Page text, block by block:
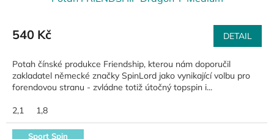
540 Kč DETAIL
Potah čínské produkce Friendship, kterou nám doporučil
zakladatel německé značky SpinLord jako vynikající volbu pro
forendovou stranu - zvládne totiž útočný topspin i...
2,1 1,8
Sport Spin